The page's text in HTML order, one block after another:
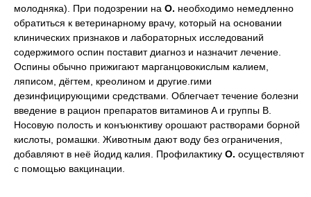
молодняка). При подозрении на О. необходимо немедленно
обратиться к ветеринарному врачу, который на основании
клинических признаков и лабораторных исследований
содержимого оспин поставит диагноз и назначит лечение.
Оспины обычно прижигают марганцовокислым калием,
ляписом, дёгтем, креолином и другие.гими
дезинфицирующими средствами. Облегчает течение болезни
введение в рацион препаратов витаминов A и группы B.
Носовую полость и конъюнктиву орошают растворами борной
кислоты, ромашки. Животным дают воду без ограничения,
добавляют в неё йодид калия. Профилактику О. осуществляют
с помощью вакцинации.